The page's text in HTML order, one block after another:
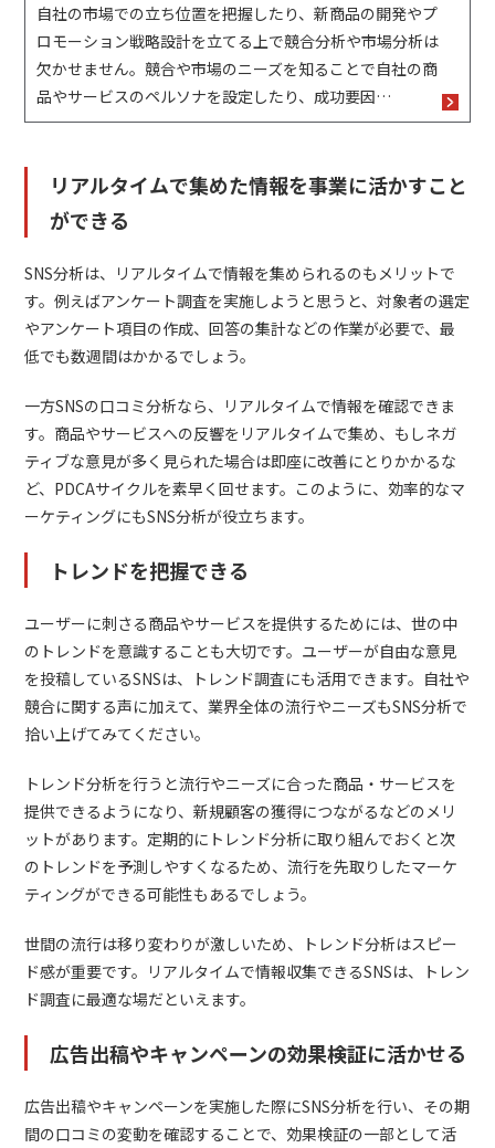
自社の市場での立ち位置を把握したり、新商品の開発やプ
ロモーション戦略設計を立てる上で競合分析や市場分析は
欠かせません。競合や市場のニーズを知ることで自社の商
品やサービスのペルソナを設定したり、成功要因…
リアルタイムで集めた情報を事業に活かすこと
ができる
SNS分析は、リアルタイムで情報を集められるのもメリットで
す。例えばアンケート調査を実施しようと思うと、対象者の選定
やアンケート項目の作成、回答の集計などの作業が必要で、最
低でも数週間はかかるでしょう。
一方SNSの口コミ分析なら、リアルタイムで情報を確認できま
す。商品やサービスへの反響をリアルタイムで集め、もしネガ
ティブな意見が多く見られた場合は即座に改善にとりかかるな
ど、PDCAサイクルを素早く回せます。このように、効率的なマ
ーケティングにもSNS分析が役立ちます。
トレンドを把握できる
ユーザーに刺さる商品やサービスを提供するためには、世の中
のトレンドを意識することも大切です。ユーザーが自由な意見
を投稿しているSNSは、トレンド調査にも活用できます。自社や
競合に関する声に加えて、業界全体の流行やニーズもSNS分析で
拾い上げてみてください。
トレンド分析を行うと流行やニーズに合った商品・サービスを
提供できるようになり、新規顧客の獲得につながるなどのメリ
ットがあります。定期的にトレンド分析に取り組んでおくと次
のトレンドを予測しやすくなるため、流行を先取りしたマーケ
ティングができる可能性もあるでしょう。
世間の流行は移り変わりが激しいため、トレンド分析はスピー
ド感が重要です。リアルタイムで情報収集できるSNSは、トレン
ド調査に最適な場だといえます。
広告出稿やキャンペーンの効果検証に活かせる
広告出稿やキャンペーンを実施した際にSNS分析を行い、その期
間の口コミの変動を確認することで、効果検証の一部として活